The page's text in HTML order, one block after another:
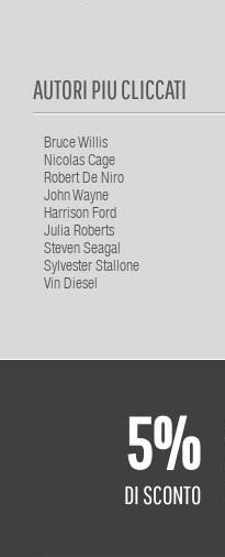
AUTORI PIU CLICCATI
Bruce Willis
Nicolas Cage
Robert De Niro
John Wayne
Harrison Ford
Julia Roberts
Steven Seagal
Sylvester Stallone
Vin Diesel
5%
DI SCONTO